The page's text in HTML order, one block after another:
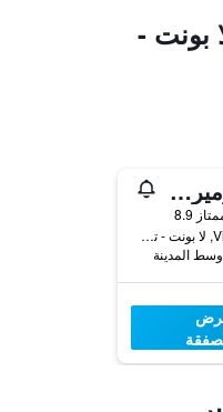
بونت -
كرون سوميري آم إن
8.9
2 Via Cumünela, لا بونت - تشامويس-تش, كانتون غراوبوندن, سويسرا